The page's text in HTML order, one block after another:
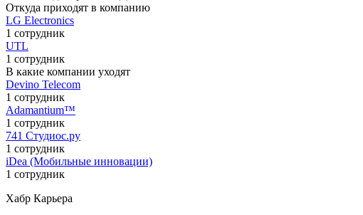
Откуда приходят в компанию
LG Electronics
1 сотрудник
UTL
1 сотрудник
В какие компании уходят
Devino Telecom
1 сотрудник
Adamantium™
1 сотрудник
741 Студиос.ру
1 сотрудник
iDea (Мобильные инновации)
1 сотрудник
Хабр Карьера